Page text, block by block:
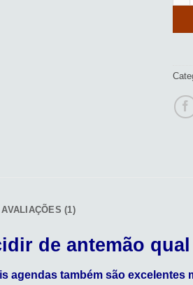
AVALIAÇÕES (1)
de antemão
agendas também são excelentes